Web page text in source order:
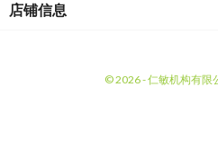
店铺信息
© 2026 - 仁敏机构有限